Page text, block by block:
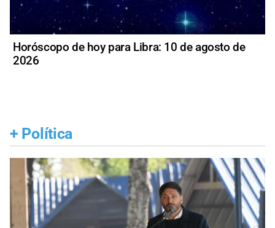
Horóscopo de hoy para Libra: 10 de agosto de
2026
+ Política